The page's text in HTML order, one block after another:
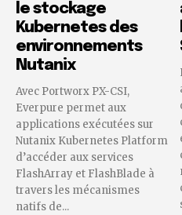
le stockage
Kubernetes des
environnements
Nutanix
Avec Portworx PX-CSI,
Everpure permet aux
applications exécutées sur
Nutanix Kubernetes Platform
d’accéder aux services
FlashArray et FlashBlade à
travers les mécanismes
natifs de...